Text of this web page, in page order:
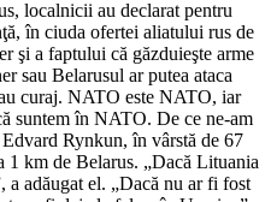
localnicii au declarat pentru
în ciuda ofertei aliatului rus de
şi a faptului că găzduieşte arme
sau Belarusul ar putea ataca
curaj. NATO este NATO, iar
suntem în NATO. De ce ne-am
Rynkun, în vârstă de 67
km de Belarus. „Dacă Lituania
adăugat el. „Dacă nu ar fi fost